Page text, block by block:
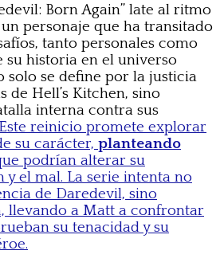
Born Again” late al ritmo
un personaje que ha transitado
tanto personales como
su historia en el universo
solo se define por la justicia
de Hell’s Kitchen, sino
interna contra sus
Este reinicio promete explorar
su carácter, planteando
podrían alterar su
el mal. La serie intenta no
de Daredevil, sino
llevando a Matt a confrontar
su tenacidad y su